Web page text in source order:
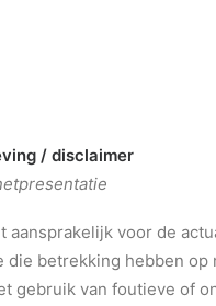
/ disclaimer
aansprakelijk voor de
die betrekking hebben
gebruik van foutieve of